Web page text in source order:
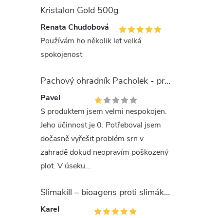
Kristalon Gold 500g
Renata Chudobová
Používám ho několik let velká
spokojenost
Pachový ohradník Pacholek - proti vysoké zvěři
Pavel
S produktem jsem velmi nespokojen.
Jeho účinnost je 0. Potřeboval jsem
dočasně vyřešit problém srn v
zahradě dokud neopravím poškozený
plot. V úseku...
Slimakill – bioagens proti slimákům (12 mil.)
Karel